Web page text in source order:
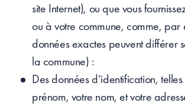
site Internet), ou que vous
ou à votre commune, comme, par
données exactes peuvent différer
la commune) :
Des données d’identification,
prénom, votre nom, et votre